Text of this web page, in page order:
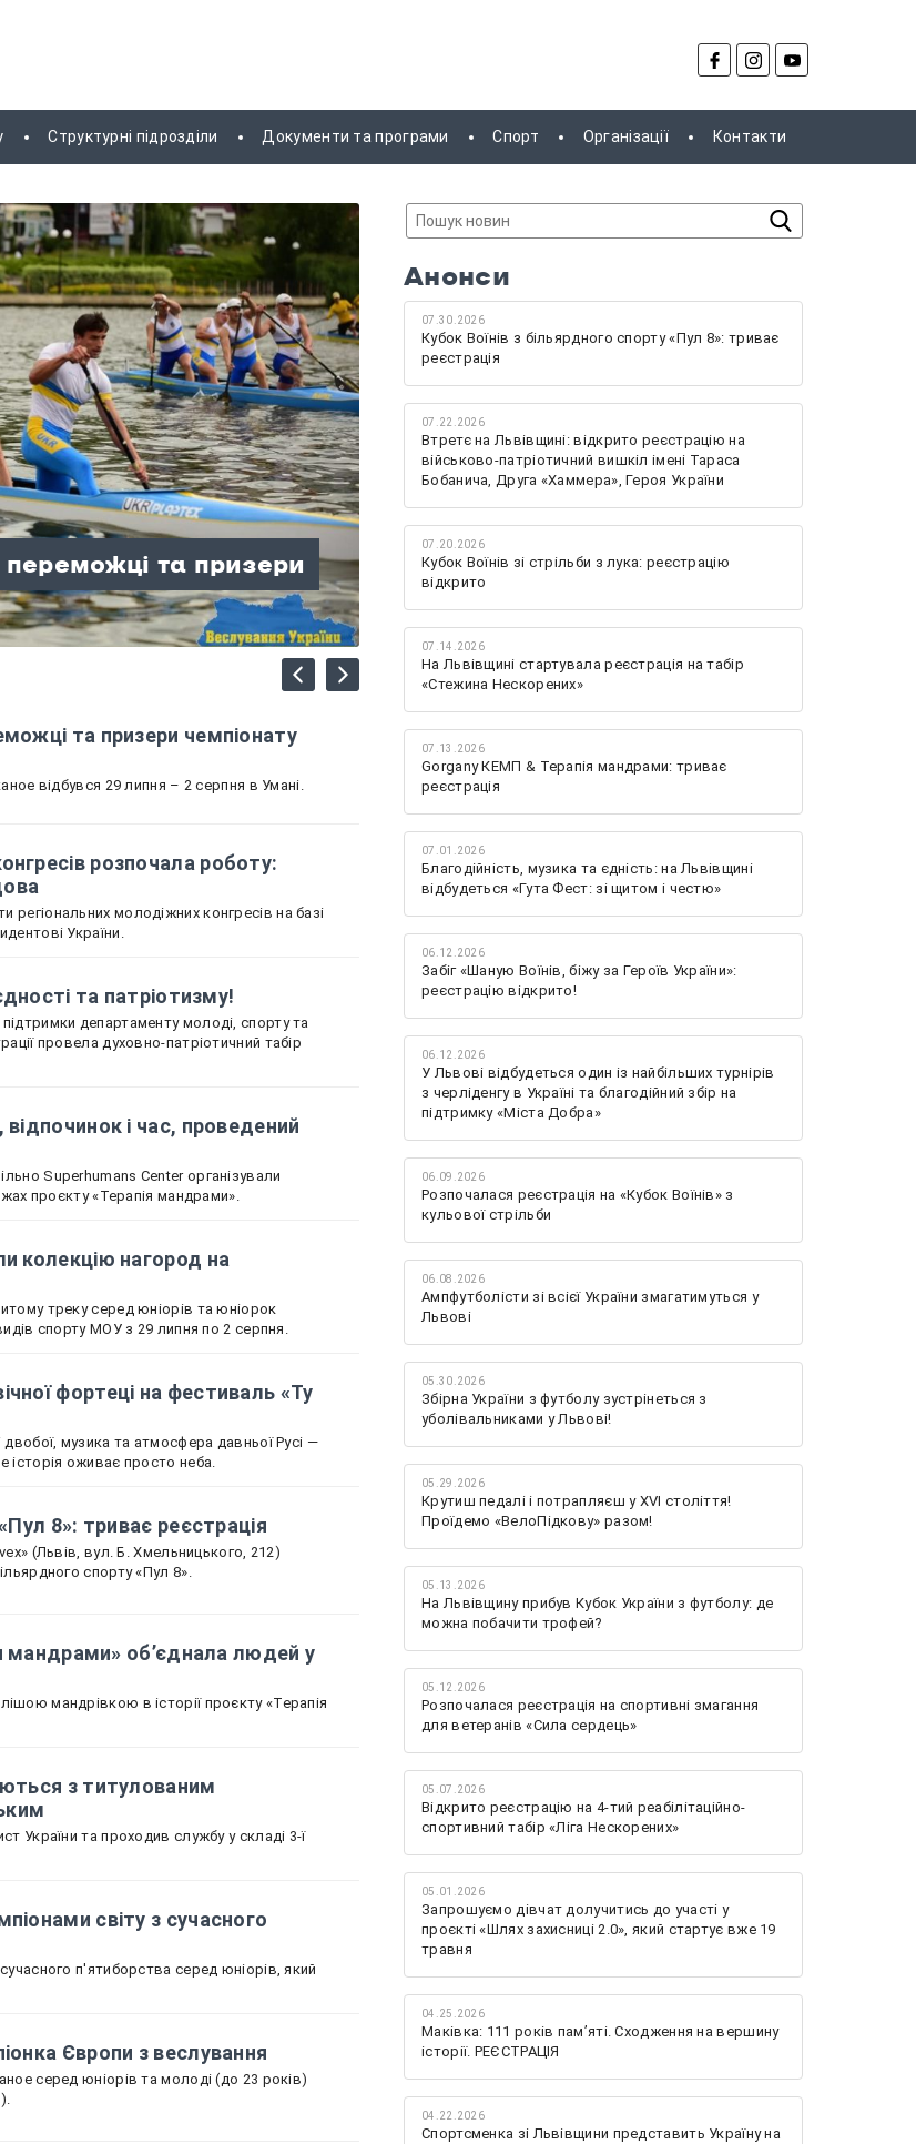
Структурні підрозділи Документи та програми Спорт Організації Контакти
та призери
конгресів
Олеся
єдності та
відпочинок і час,
колекцію
та призери чемпіонату
відбувся 29 липня – 2 серпня в Умані.
розпочала роботу:
молодіжних конгресів на базі
України.
та патріотизму!
департаменту молоді, спорту та
провела духовно-патріотичний табір
і час, проведений
Superhumans Center організували
проєкту «Терапія мандрами».
колекцію нагород на
треку серед юніорів та юніорок
спорту МОУ з 29 липня по 2 серпня.
фортеці на фестиваль «Ту
музика та атмосфера давньої Русі —
історія оживає просто неба.
8»: триває реєстрація
(Львів, вул. Б. Хмельницького, 212)
спорту «Пул 8».
мандрами» об’єднала людей у
мандрівкою в історії проєкту «Терапія
з титулованим
України та проходив службу у складі 3-ї
світу з сучасного
п'ятиборства серед юніорів, який
Європи з веслування
серед юніорів та молоді (до 23 років)
Анонси
07.30.2026
Кубок Воїнів з більярдного спорту «Пул 8»: триває
реєстрація
07.22.2026
Втретє на Львівщині: відкрито реєстрацію на
військово-патріотичний вишкіл імені Тараса
Бобанича, Друга «Хаммера», Героя України
07.20.2026
Кубок Воїнів зі стрільби з лука: реєстрацію
відкрито
07.14.2026
На Львівщині стартувала реєстрація на табір
«Стежина Нескорених»
07.13.2026
Gorgany КЕМП & Терапія мандрами: триває
реєстрація
07.01.2026
Благодійність, музика та єдність: на Львівщині
відбудеться «Гута Фест: зі щитом і честю»
06.12.2026
Забіг «Шаную Воїнів, біжу за Героїв України»:
реєстрацію відкрито!
06.12.2026
У Львові відбудеться один із найбільших турнірів
з черліденгу в Україні та благодійний збір на
підтримку «Міста Добра»
06.09.2026
Розпочалася реєстрація на «Кубок Воїнів» з
кульової стрільби
06.08.2026
Ампфутболісти зі всієї України змагатимуться у
Львові
05.30.2026
Збірна України з футболу зустрінеться з
уболівальниками у Львові!
05.29.2026
Крутиш педалі і потрапляєш у XVI століття!
Проїдемо «ВелоПідкову» разом!
05.13.2026
На Львівщину прибув Кубок України з футболу: де
можна побачити трофей?
05.12.2026
Розпочалася реєстрація на спортивні змагання
для ветеранів «Сила сердець»
05.07.2026
Відкрито реєстрацію на 4-тий реабілітаційно-
спортивний табір «Ліга Нескорених»
05.01.2026
Запрошуємо дівчат долучитись до участі у
проєкті «Шлях захисниці 2.0», який стартує вже 19
травня
04.25.2026
Маківка: 111 років пам’яті. Сходження на вершину
історії. РЕЄСТРАЦІЯ
04.22.2026
Спортсменка зі Львівщини представить Україну на